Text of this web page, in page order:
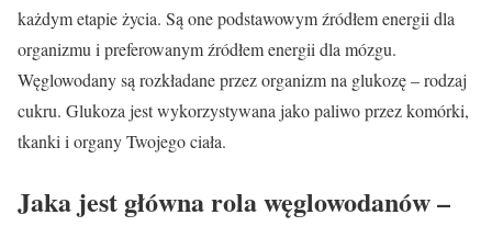
każdym etapie życia. Są one podstawowym źródłem energii dla
organizmu i preferowanym źródłem energii dla mózgu.
Węglowodany są rozkładane przez organizm na glukozę – rodzaj
cukru. Glukoza jest wykorzystywana jako paliwo przez komórki,
tkanki i organy Twojego ciała.
Jaka jest główna rola węglowodanów –